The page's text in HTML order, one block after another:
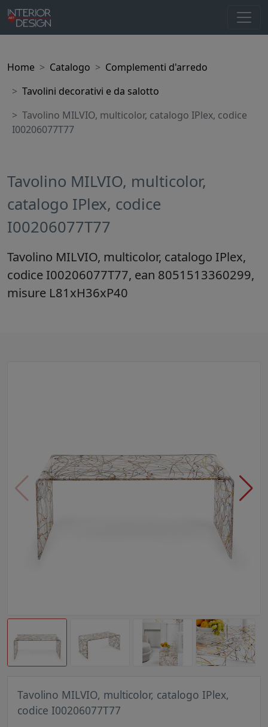
Home Catalogo
Complementi d'arredo
Tavolini decorativi e da salotto
Tavolino MILVIO, multicolor, catalogo IPlex, codice
I00206077T77
Tavolino MILVIO, multicolor,
catalogo IPlex, codice
I00206077T77
Tavolino MILVIO, multicolor, catalogo IPlex,
codice I00206077T77, ean 8051513360299,
misure L81xH36xP40
Tavolino MILVIO, multicolor, catalogo IPlex,
codice I00206077T77